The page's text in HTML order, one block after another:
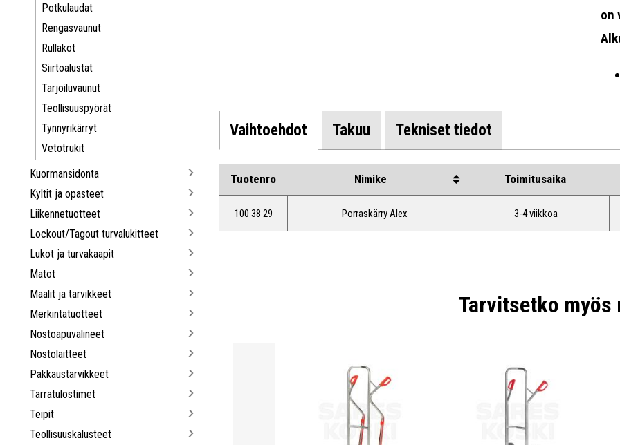
Potkulaudat
Rengasvaunut
Rullakot
Siirtoalustat
Tarjoiluvaunut
Teollisuuspyörät
Tynnyrikärryt
Vetotrukit
Kuormansidonta
Kyltit ja opasteet
Liikennetuotteet
Lockout/Tagout turvalukitteet
Lukot ja turvakaapit
Matot
Maalit ja tarvikkeet
Merkintätuotteet
Nostoapuvälineet
Nostolaitteet
Pakkaustarvikkeet
Tarratulostimet
Teipit
Teollisuuskalusteet
on
Vaihtoehdot Takuu Tekniset tiedot
Tuotenro Nimike Toimitusaika
100 38 29 Porraskärry Alex 3-4 viikkoa
Tarvitsetko myös